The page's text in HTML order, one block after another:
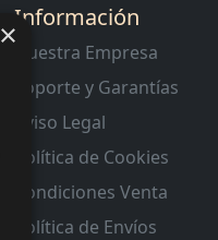
Información
Nuestra Empresa
Soporte y Garantías
Aviso Legal
Política de Cookies
Condiciones Venta
Política de Envíos
×